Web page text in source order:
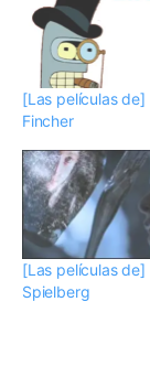
[Las películas de]
Fincher
[Las películas de]
Spielberg